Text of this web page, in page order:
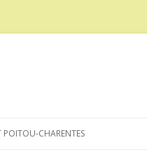
POITOU-CHARENTES